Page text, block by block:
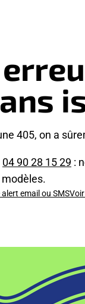
405, on a
04 90 28 15 29 :
email ou SMS